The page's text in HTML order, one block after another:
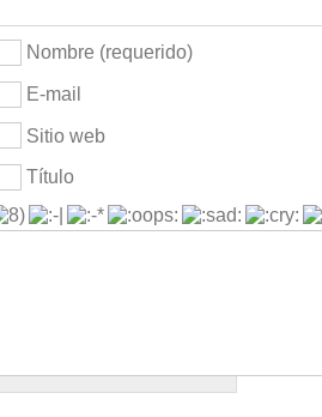
Nombre (requerido)
E-mail
Sitio web
Título